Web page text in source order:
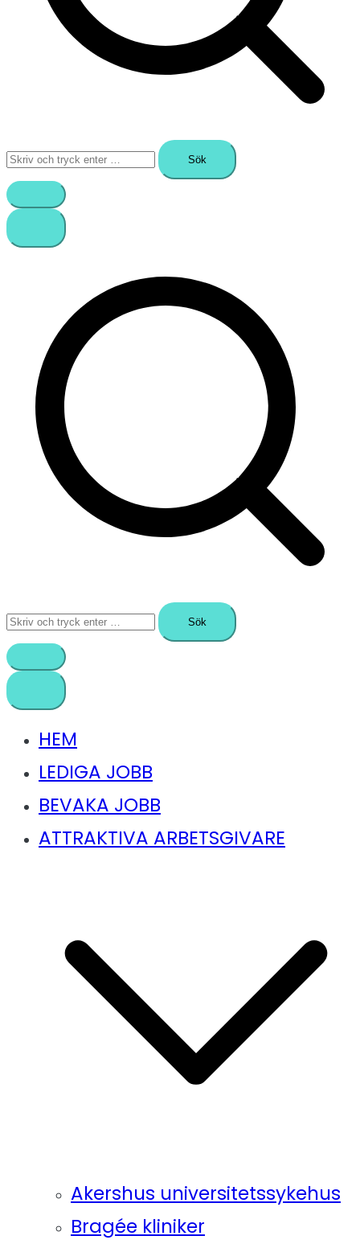
Sök
efter:
Sök
efter:
HEM
LEDIGA JOBB
BEVAKA JOBB
ATTRAKTIVA ARBETSGIVARE
Akershus universitetssykehus
Bragée kliniker